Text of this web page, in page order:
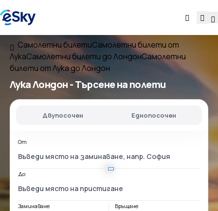
Самолетни билетиСамолетни билети от
ЛукаСамолетни билети до ЛондонСамолетни
билети от Лука до Лондон
Лука Лондон- Търсене на полети
Двупосочен Еднопосочен
От
До
Заминаване Връщане